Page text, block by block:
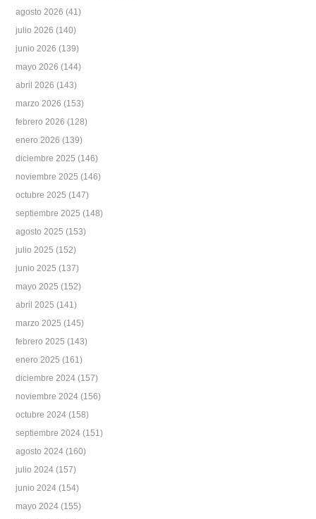
agosto 2026 (41)
julio 2026 (140)
junio 2026 (139)
mayo 2026 (144)
abril 2026 (143)
marzo 2026 (153)
febrero 2026 (128)
enero 2026 (139)
diciembre 2025 (146)
noviembre 2025 (146)
octubre 2025 (147)
septiembre 2025 (148)
agosto 2025 (153)
julio 2025 (152)
junio 2025 (137)
mayo 2025 (152)
abril 2025 (141)
marzo 2025 (145)
febrero 2025 (143)
enero 2025 (161)
diciembre 2024 (157)
noviembre 2024 (156)
octubre 2024 (158)
septiembre 2024 (151)
agosto 2024 (160)
julio 2024 (157)
junio 2024 (154)
mayo 2024 (155)